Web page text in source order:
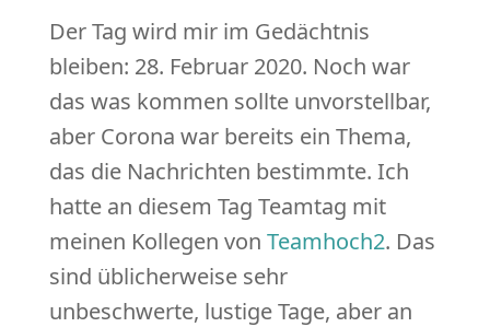
Der Tag wird mir im Gedächtnis
bleiben: 28. Februar 2020. Noch war
das was kommen sollte unvorstellbar,
aber Corona war bereits ein Thema,
das die Nachrichten bestimmte. Ich
hatte an diesem Tag Teamtag mit
meinen Kollegen von Teamhoch2. Das
sind üblicherweise sehr
unbeschwerte, lustige Tage, aber an